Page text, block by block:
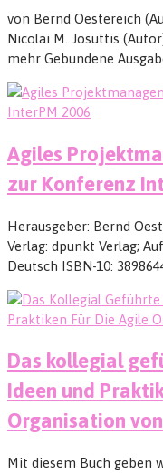
von Bernd Oestereich
Nicolai M. Josuttis
mehr Gebundene
Agiles
zur Konferenz
Herausgeber: Bernd
Verlag: dpunkt Verlag;
Deutsch ISBN-10:
Das kollegial
Ideen und
Organisation
Mit diesem Buch geben